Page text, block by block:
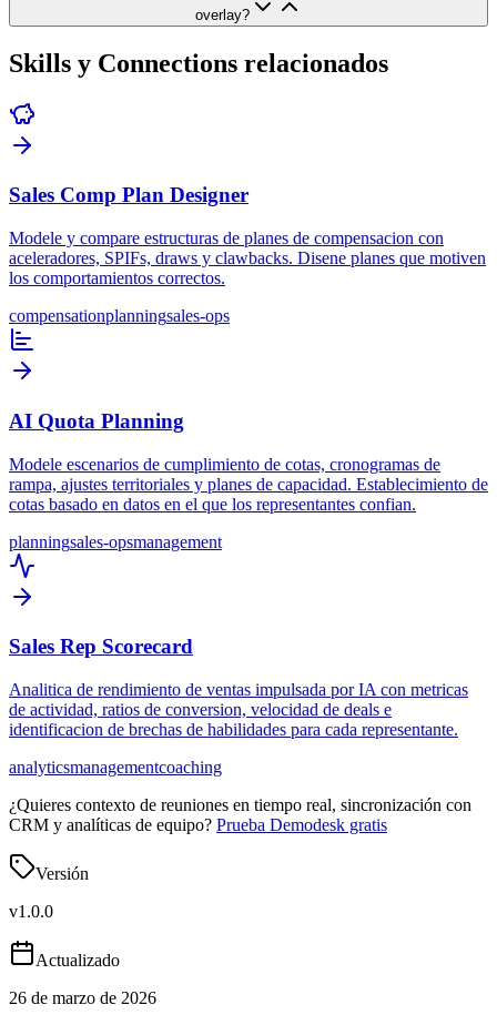
overlay?
Skills y Connections relacionados
Sales Comp Plan Designer
Modele y compare estructuras de planes de compensacion con
aceleradores, SPIFs, draws y clawbacks. Disene planes que motiven
los comportamientos correctos.
compensationplanningsales-ops
AI Quota Planning
Modele escenarios de cumplimiento de cotas, cronogramas de
rampa, ajustes territoriales y planes de capacidad. Establecimiento de
cotas basado en datos en el que los representantes confian.
planningsales-opsmanagement
Sales Rep Scorecard
Analitica de rendimiento de ventas impulsada por IA con metricas
de actividad, ratios de conversion, velocidad de deals e
identificacion de brechas de habilidades para cada representante.
analyticsmanagementcoaching
¿Quieres contexto de reuniones en tiempo real, sincronización con
CRM y analíticas de equipo? Prueba Demodesk gratis
Versión
v1.0.0
Actualizado
26 de marzo de 2026